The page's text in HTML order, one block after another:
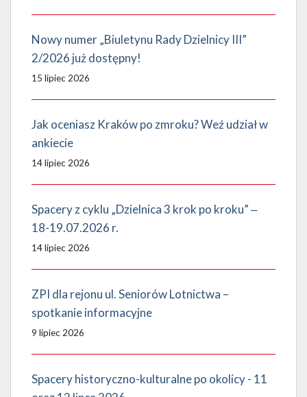
Nowy numer „Biuletynu Rady Dzielnicy III”
2/2026 już dostępny!
15 lipiec 2026
Jak oceniasz Kraków po zmroku? Weź udział w
ankiecie
14 lipiec 2026
Spacery z cyklu „Dzielnica 3 krok po kroku” ‒
18-19.07.2026 r.
14 lipiec 2026
ZPI dla rejonu ul. Seniorów Lotnictwa –
spotkanie informacyjne
9 lipiec 2026
Spacery historyczno-kulturalne po okolicy - 11